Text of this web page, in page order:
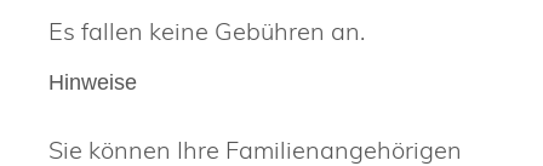
Es fallen keine Gebühren an.
Hinweise
Sie können Ihre Familienangehörigen